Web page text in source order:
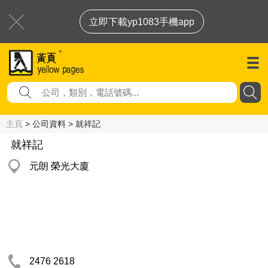
立即下載yp1083手機app
主頁 > 公司資料 > 就祥記
就祥記
元朗 榮光大廈
2476 2618